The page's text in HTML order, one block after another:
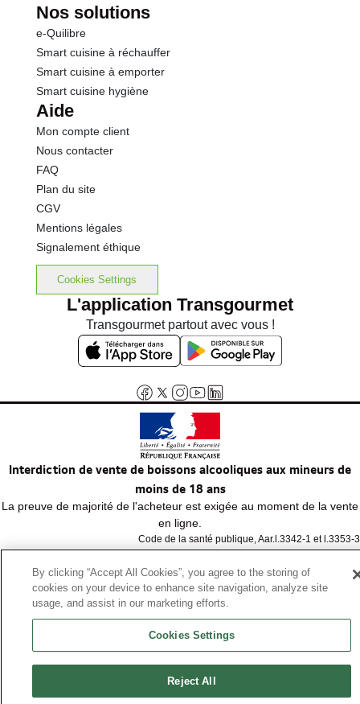
Nos solutions
e-Quilibre
Smart cuisine à réchauffer
Smart cuisine à emporter
Smart cuisine hygiène
Aide
Mon compte client
Nous contacter
FAQ
Plan du site
CGV
Mentions légales
Signalement éthique
Cookies Settings
L'application Transgourmet
Transgourmet partout avec vous !
Interdiction de vente de boissons alcooliques aux mineurs de
moins de 18 ans
La preuve de majorité de l'acheteur est exigée au moment de la vente
en ligne.
Code de la santé publique, Aar.l.3342-1 et l.3353-3
© Tous droits réservés
By clicking “Accept All Cookies”, you agree to the storing of
cookies on your device to enhance site navigation, analyze site
usage, and assist in our marketing efforts.
Cookies Settings
Reject All